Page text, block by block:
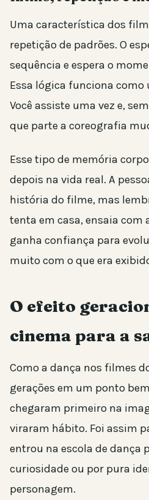
Uma característica dos
repetição de padrões. O
sequência e espera o
Essa lógica funciona como
Você assiste uma vez e,
que parte a coreografia
Esse tipo de memória
depois na vida real. A
história do filme, mas
tenta em casa, ensaia com
ganha confiança para
muito com o que era
O efeito
cinema para a
Como a dança nos filmes
gerações em um ponto
chegaram primeiro na
viraram hábito. Foi assim
entrou na escola de dança
curiosidade ou por pura
personagem.